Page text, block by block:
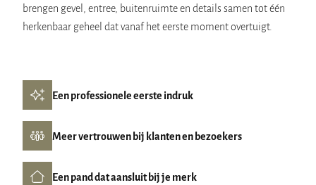
brengen gevel, entree, buitenruimte en details samen tot één
herkenbaar geheel dat vanaf het eerste moment overtuigt.
Een professionele eerste indruk
Meer vertrouwen bij klanten en bezoekers
Een pand dat aansluit bij je merk